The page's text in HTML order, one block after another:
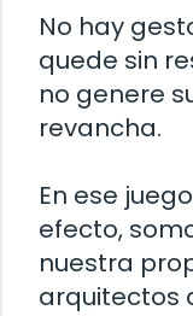
No hay
quede sin
no genere
revancha.
En ese
efecto,
nuestra
arquitectos